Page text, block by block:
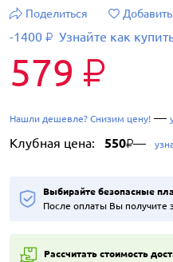
Поделиться
-1400 ₽ Узнайте как
579 ₽
Нашли дешевле? Снизим цену! —
Клубная цена: 550₽—
Выбирайте безопасные
После оплаты Вы получите
Рассчитать стоимость